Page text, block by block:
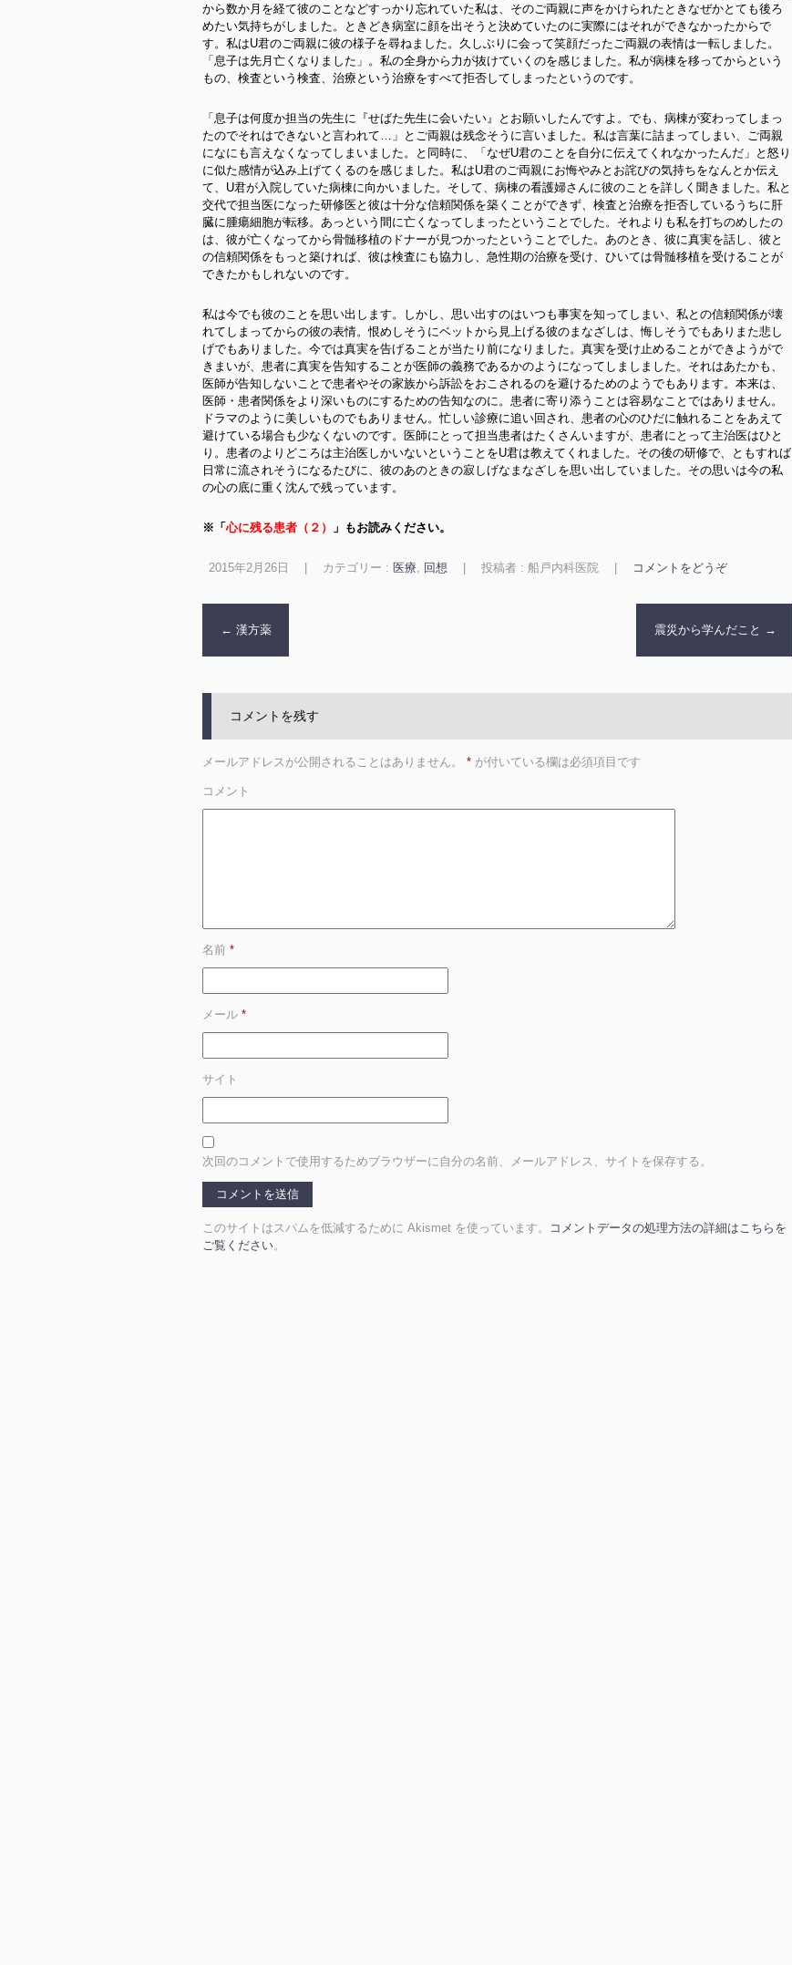
から数か月を経て彼のことなどすっかり忘れていた私は、そのご両親に声をかけられたときなぜかとても後ろ
めたい気持ちがしました。ときどき病室に顔を出そうと決めていたのに実際にはそれができなかったからで
す。私はU君のご両親に彼の様子を尋ねました。久しぶりに会って笑顔だったご両親の表情は一転しました。
「息子は先月亡くなりました」。私の全身から力が抜けていくのを感じました。私が病棟を移ってからという
もの、検査という検査、治療という治療をすべて拒否してしまったというのです。
「息子は何度か担当の先生に『せばた先生に会いたい』とお願いしたんですよ。でも、病棟が変わってしまっ
たのでそれはできないと言われて…」とご両親は残念そうに言いました。私は言葉に詰まってしまい、ご両親
になにも言えなくなってしまいました。と同時に、「なぜU君のことを自分に伝えてくれなかったんだ」と怒り
に似た感情が込み上げてくるのを感じました。私はU君のご両親にお悔やみとお詫びの気持ちをなんとか伝え
て、U君が入院していた病棟に向かいました。そして、病棟の看護婦さんに彼のことを詳しく聞きました。私と
交代で担当医になった研修医と彼は十分な信頼関係を築くことができず、検査と治療を拒否しているうちに肝
臓に腫瘍細胞が転移。あっという間に亡くなってしまったということでした。それよりも私を打ちのめしたの
は、彼が亡くなってから骨髄移植のドナーが見つかったということでした。あのとき、彼に真実を話し、彼と
の信頼関係をもっと築ければ、彼は検査にも協力し、急性期の治療を受け、ひいては骨髄移植を受けることが
できたかもしれないのです。
私は今でも彼のことを思い出します。しかし、思い出すのはいつも事実を知ってしまい、私との信頼関係が壊
れてしまってからの彼の表情。恨めしそうにベットから見上げる彼のまなざしは、悔しそうでもありまた悲し
げでもありました。今では真実を告げることが当たり前になりました。真実を受け止めることができようがで
きまいが、患者に真実を告知することが医師の義務であるかのようになってしましました。それはあたかも、
医師が告知しないことで患者やその家族から訴訟をおこされるのを避けるためのようでもあります。本来は、
医師・患者関係をより深いものにするための告知なのに。患者に寄り添うことは容易なことではありません。
ドラマのように美しいものでもありません。忙しい診療に追い回され、患者の心のひだに触れることをあえて
避けている場合も少なくないのです。医師にとって担当患者はたくさんいますが、患者にとって主治医はひと
り。患者のよりどころは主治医しかいないということをU君は教えてくれました。その後の研修で、ともすれば
日常に流されそうになるたびに、彼のあのときの寂しげなまなざしを思い出していました。その思いは今の私
の心の底に重く沈んで残っています。
※「心に残る患者（２） 」もお読みください。
2015年2月26日 カテゴリー : 医療 回想 投稿者 : 船戸内科医院 コメントをどうぞ
← 漢方薬 震災から学んだこと →
コメントを残す
メールアドレスが公開されることはありません。 * が付いている欄は必須項目です
コメント
名前 *
メール *
サイト
次回のコメントで使用するためブラウザーに自分の名前、メールアドレス、サイトを保存する。
このサイトはスパムを低減するために Akismet を使っています。
コメントデータの処理方法の詳細はこちらを
ご覧ください。